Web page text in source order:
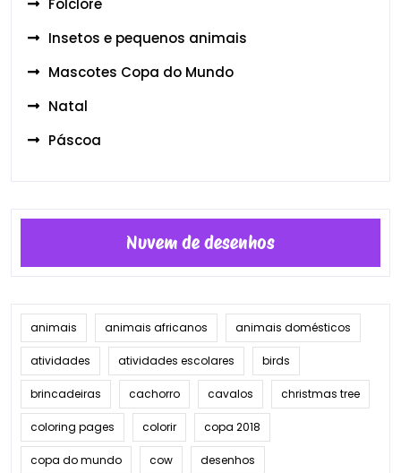
Folclore
Insetos e pequenos animais
Mascotes Copa do Mundo
Natal
Páscoa
Nuvem de desenhos
animais animais africanos animais domésticos
atividades atividades escolares birds
brincadeiras cachorro cavalos christmas tree
coloring pages colorir copa 2018
copa do mundo cow desenhos